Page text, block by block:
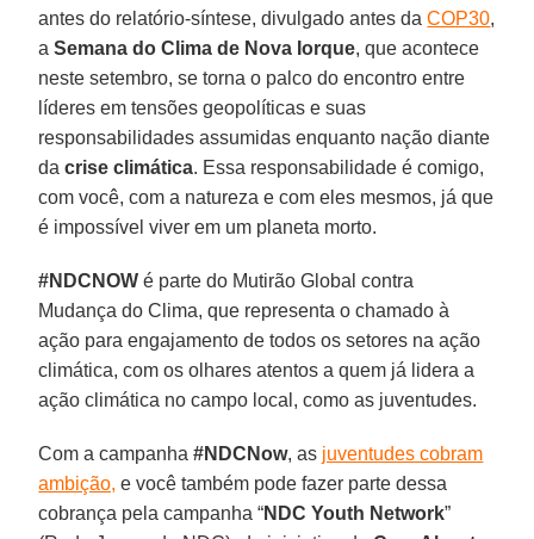
antes do relatório-síntese, divulgado antes daCOP30,
aSemana do Clima de Nova Iorque, que acontece
neste setembro, se torna o palco do encontro entre
líderes em tensões geopolíticas e suas
responsabilidades assumidas enquanto nação diante
da crise climática. Essa responsabilidade é comigo,
com você, com a natureza e com eles mesmos, já que
é impossível viver em um planeta morto.
#NDCNOW é parte do Mutirão Global contra
Mudança do Clima, que representa o chamado à
ação para engajamento de todos os setores na ação
climática, com os olhares atentos a quem já lidera a
ação climática no campo local, como as juventudes.
Com a campanha#NDCNow, as juventudes cobram
ambição, e você também pode fazer parte dessa
cobrança pela campanha “NDC Youth Network”